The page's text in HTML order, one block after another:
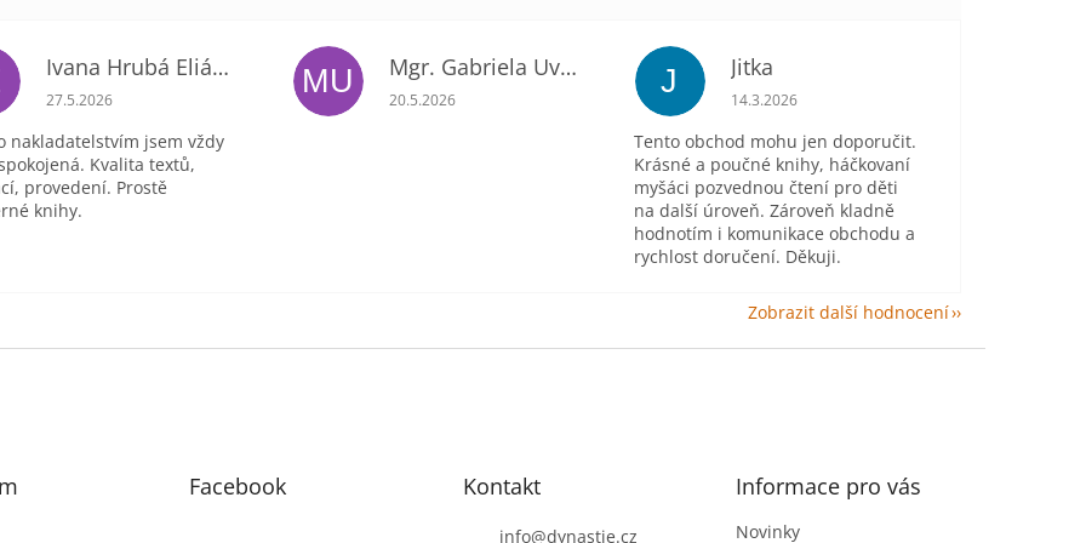
Ivana Hrubá Eliášová
Hodnocení obchodu je 5 z 5 hvězdiček.
27.5.2026
nakladatelstvím jsem vždy
Kvalita textů,
provedení. Prostě
knihy.
MU Mgr. Gabriela Uvírová
Hodnocení obchodu je 5 z 5 hvězdiček.
20.5.2026
J Jitka
Hodnocení obchodu je 5 z 5 hvězdiček.
14.3.2026
Tento obchod mohu jen doporučit.
Krásné a poučné knihy, háčkovaní
myšáci pozvednou čtení pro děti
na další úroveň. Zároveň kladně
hodnotím i komunikace obchodu a
rychlost doručení. Děkuji.
Zobrazit další hodnocení
Facebook Kontakt
info@dynastie.cz
Informace pro vás
Novinky